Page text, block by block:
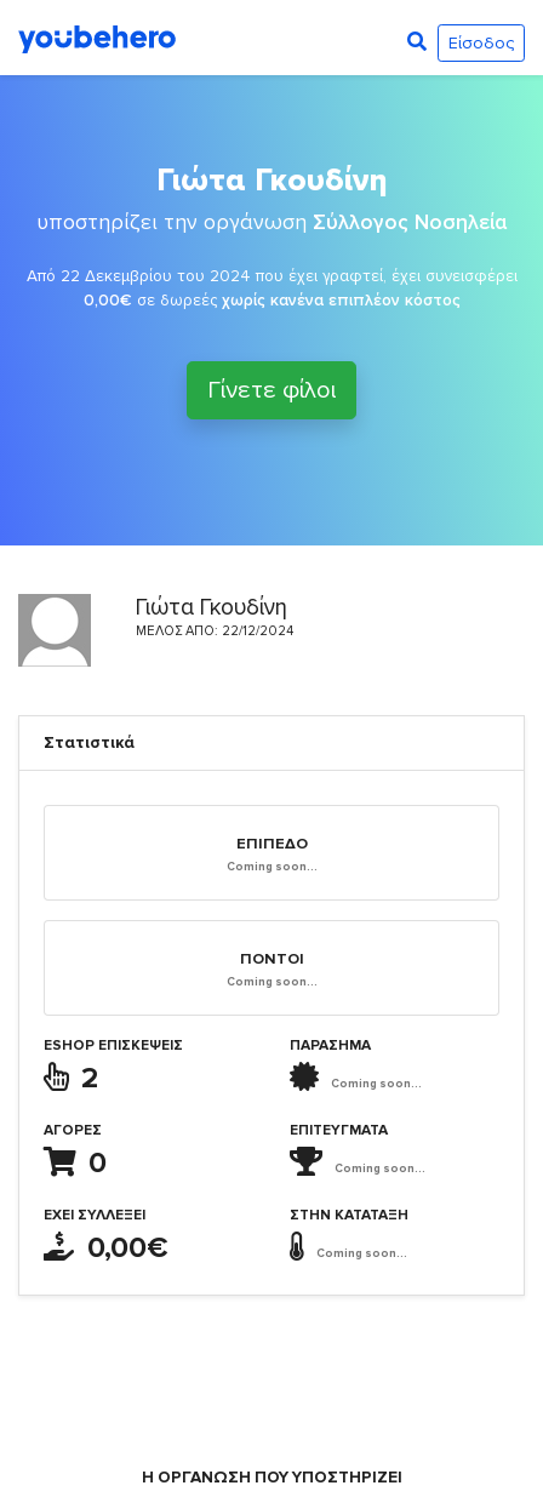
Είσοδος
Γιώτα Γκουδίνη
υποστηρίζει την οργάνωση Σύλλογος Νοσηλεία
Από 22 Δεκεμβρίου του 2024 που έχει γραφτεί, έχει συνεισφέρει
0,00€ σε δωρεές χωρίς κανένα επιπλέον κόστος
Γίνετε φίλοι
Γιώτα Γκουδίνη
ΜΈΛΟΣ ΑΠΌ: 22/12/2024
Στατιστικά
ΕΠΊΠΕΔΟ
Coming soon...
ΠΌΝΤΟΙ
Coming soon...
ESHOP ΕΠΙΣΚΈΨΕΙΣ
2
ΑΓΟΡΈΣ
0
ΈΧΕΙ ΣΥΛΛΈΞΕΙ
0,00€
ΠΑΡΑΣΗΜΑ
Coming soon...
ΕΠΙΤΕΎΓΜΑΤΑ
Coming soon...
ΣΤΗΝ ΚΑΤΆΤΑΞΗ
Coming soon...
Η ΟΡΓΆΝΩΣΗ ΠΟΥ ΥΠΟΣΤΗΡΙΖΕΙ